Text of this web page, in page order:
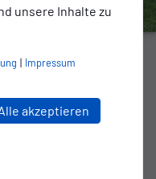
unsere Inhalte zu
| Impressum
akzeptieren